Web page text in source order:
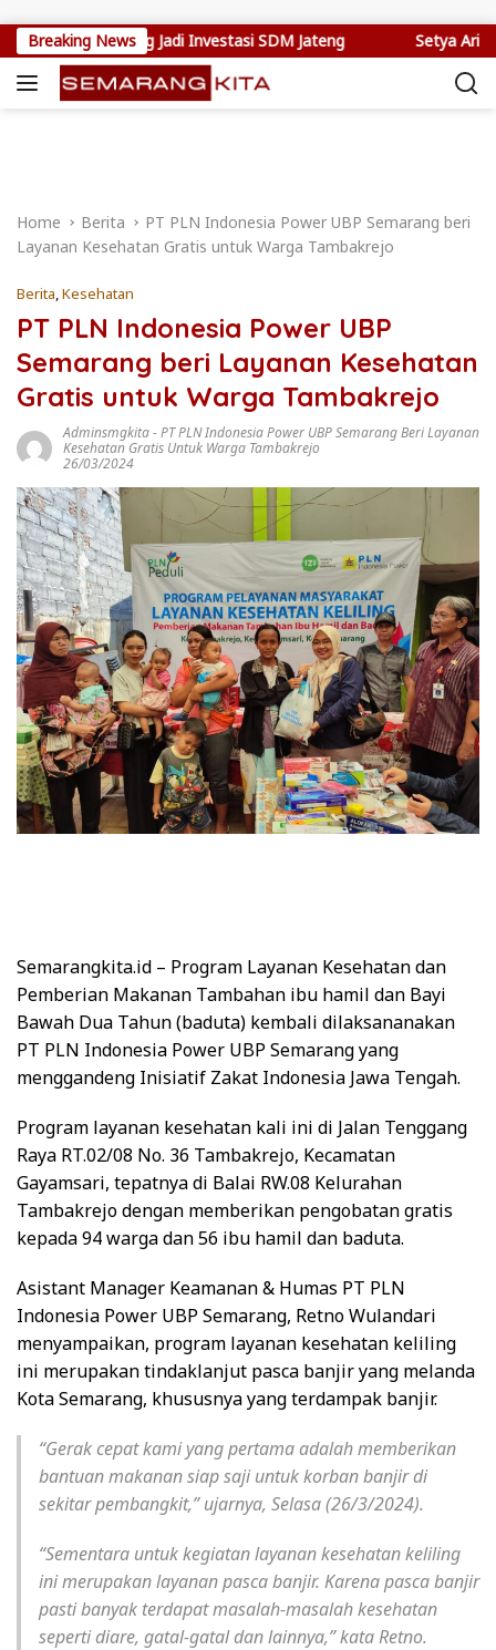
Breaking News
Jepang Jadi Investasi SDM Jateng Setya Arinugroho
Home Berita
PT PLN Indonesia Power UBP Semarang beri
Layanan Kesehatan Gratis untuk Warga Tambakrejo
Berita,Kesehatan
PT PLN Indonesia Power UBP
Semarang beri Layanan Kesehatan
Gratis untuk Warga Tambakrejo
Adminsmgkita-PT PLN Indonesia Power UBP Semarang Beri Layanan
Kesehatan Gratis Untuk Warga Tambakrejo
26/03/2024
Semarangkita.id – Program Layanan Kesehatan dan
Pemberian Makanan Tambahan ibu hamil dan Bayi
Bawah Dua Tahun (baduta) kembali dilaksananakan
PT PLN Indonesia Power UBP Semarang yang
menggandeng Inisiatif Zakat Indonesia Jawa Tengah.
Program layanan kesehatan kali ini di Jalan Tenggang
Raya RT.02/08 No. 36 Tambakrejo, Kecamatan
Gayamsari, tepatnya di Balai RW.08 Kelurahan
Tambakrejo dengan memberikan pengobatan gratis
kepada 94 warga dan 56 ibu hamil dan baduta.
Asistant Manager Keamanan & Humas PT PLN
Indonesia Power UBP Semarang, Retno Wulandari
menyampaikan, program layanan kesehatan keliling
ini merupakan tindaklanjut pasca banjir yang melanda
Kota Semarang, khususnya yang terdampak banjir.
“Gerak cepat kami yang pertama adalah memberikan
bantuan makanan siap saji untuk korban banjir di
sekitar pembangkit,” ujarnya, Selasa (26/3/2024).
“Sementara untuk kegiatan layanan kesehatan keliling
ini merupakan layanan pasca banjir. Karena pasca banjir
pasti banyak terdapat masalah-masalah kesehatan
seperti diare, gatal-gatal dan lainnya,” kata Retno.